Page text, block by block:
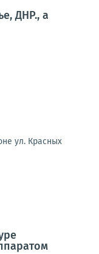
ДНР., а
ул. Красных